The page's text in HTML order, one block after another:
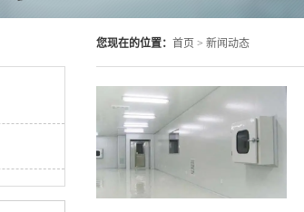
您现在的位置： 首页 > 新闻动态